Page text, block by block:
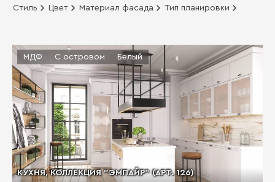
Стиль Цвет Материал фасада Тип планировки
КУХНЯ, КОЛЛЕКЦИЯ "ЭМПАЙР" (АРТ. 126)
МДФ С островом Белый